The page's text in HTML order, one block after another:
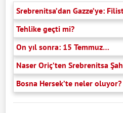
Srebrenitsa’dan Gazze’ye:
Tehlike geçti mi?
On yıl sonra: 15 Temmuz…
Naser Oriç’ten Srebrenitsa
Bosna Hersek’te neler oluyor?